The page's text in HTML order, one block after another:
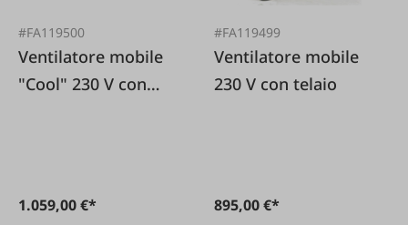
#FA119500
Ventilatore mobile
"Cool" 230 V con
1.059,00 €*
#FA119499
Ventilatore mobile
230 V con telaio
895,00 €*